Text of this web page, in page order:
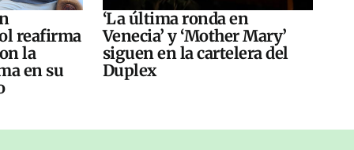
reafirma
la
en su
‘La última ronda en
Venecia’ y ‘Mother Mary’
siguen en la cartelera del
Duplex